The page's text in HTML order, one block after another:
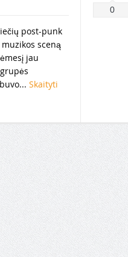
post-punk
sceną
jau
Skaityti
0